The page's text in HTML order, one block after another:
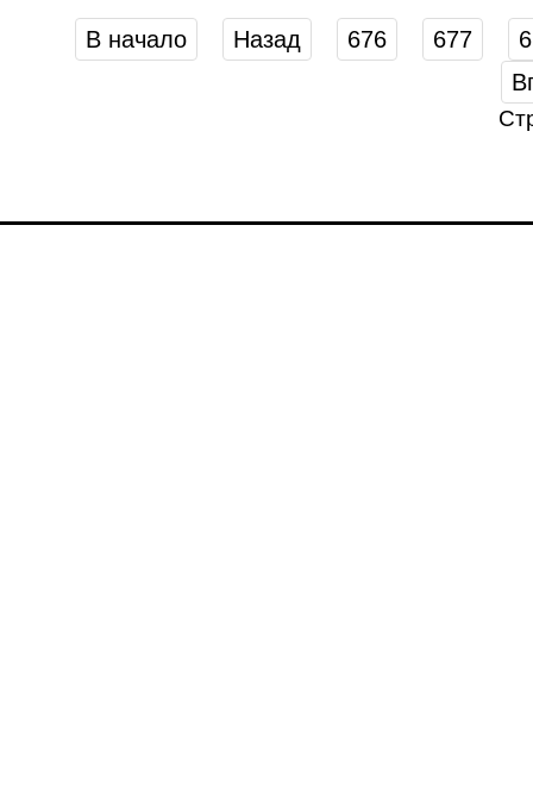
В начало Назад 676 677